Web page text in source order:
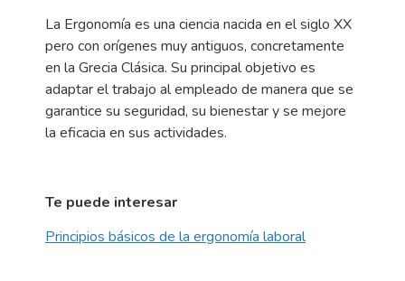
La Ergonomía es una ciencia nacida en el siglo XX
pero con orígenes muy antiguos, concretamente
en la Grecia Clásica. Su principal objetivo es
adaptar el trabajo al empleado de manera que se
garantice su seguridad, su bienestar y se mejore
la eficacia en sus actividades.
Te puede interesar
Principios básicos de la ergonomía laboral